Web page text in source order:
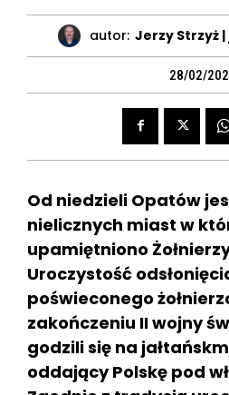
autor: Jerzy Strzyż
28/02/
Od niedzieli Opatów
nielicznych miast w
upamiętniono
Uroczystość
poświeconego
zakończeniu II wojny
godzili się na
oddający Polskę pod